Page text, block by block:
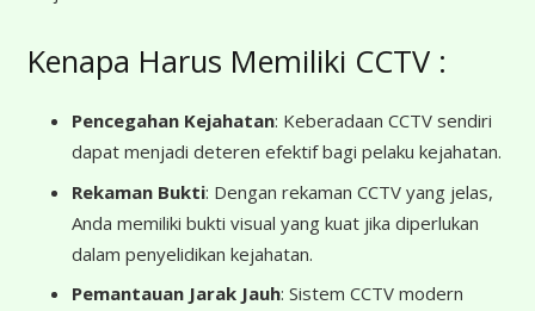
Kenapa Harus Memiliki CCTV :
Pencegahan Kejahatan: Keberadaan CCTV sendiri
dapat menjadi deteren efektif bagi pelaku kejahatan.
Rekaman Bukti: Dengan rekaman CCTV yang jelas,
Anda memiliki bukti visual yang kuat jika diperlukan
dalam penyelidikan kejahatan.
Pemantauan Jarak Jauh: Sistem CCTV modern